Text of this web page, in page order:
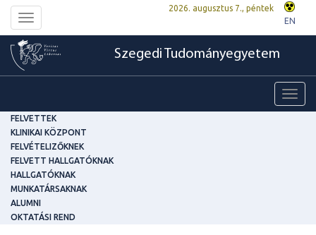
Toggle
navigation
2026. augusztus 7., péntek
EN
Szegedi Tudományegyetem
FELVETTEK
KLINIKAI KÖZPONT
FELVÉTELIZŐKNEK
FELVETT HALLGATÓKNAK
HALLGATÓKNAK
MUNKATÁRSAKNAK
ALUMNI
OKTATÁSI REND